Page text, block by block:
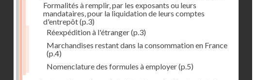
Formalités à remplir, par les exposants ou leurs
mandataires, pour la liquidation de leurs comptes
d'entrepôt(p.3)
Réexpédition à l'étranger(p.3)
Marchandises restant dans la consommation en France
(p.4)
Nomenclature des formules à employer(p.5)